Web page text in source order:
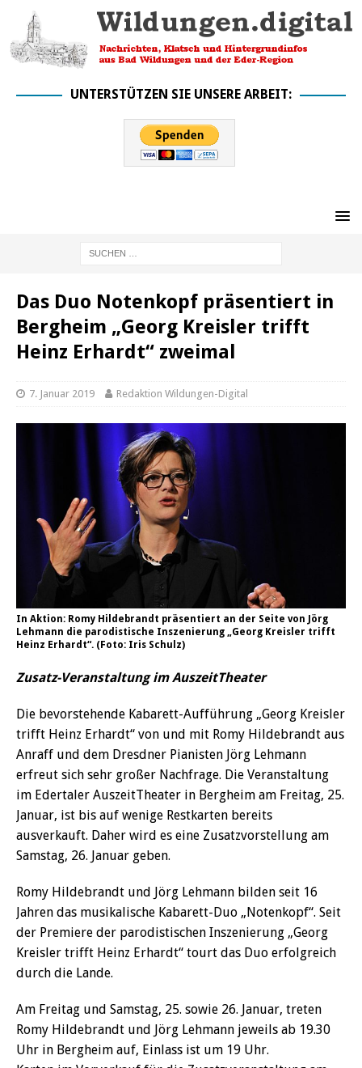
UNTERSTÜTZEN SIE UNSERE ARBEIT:
Das Duo Notenkopf präsentiert in
Bergheim „Georg Kreisler trifft
Heinz Erhardt“ zweimal
7. Januar 2019 Redaktion Wildungen-Digital
In Aktion: Romy Hildebrandt präsentiert an der Seite von Jörg
Lehmann die parodistische Inszenierung „Georg Kreisler trifft
Heinz Erhardt“. (Foto: Iris Schulz)
Zusatz-Veranstaltung im AuszeitTheater
Die bevorstehende Kabarett-Aufführung „Georg Kreisler
trifft Heinz Erhardt“ von und mit Romy Hildebrandt aus
Anraff und dem Dresdner Pianisten Jörg Lehmann
erfreut sich sehr großer Nachfrage. Die Veranstaltung
im Edertaler AuszeitTheater in Bergheim am Freitag, 25.
Januar, ist bis auf wenige Restkarten bereits
ausverkauft. Daher wird es eine Zusatzvorstellung am
Samstag, 26. Januar geben.
Romy Hildebrandt und Jörg Lehmann bilden seit 16
Jahren das musikalische Kabarett-Duo „Notenkopf“. Seit
der Premiere der parodistischen Inszenierung „Georg
Kreisler trifft Heinz Erhardt“ tourt das Duo erfolgreich
durch die Lande.
Am Freitag und Samstag, 25. sowie 26. Januar, treten
Romy Hildebrandt und Jörg Lehmann jeweils ab 19.30
Uhr in Bergheim auf, Einlass ist um 19 Uhr.